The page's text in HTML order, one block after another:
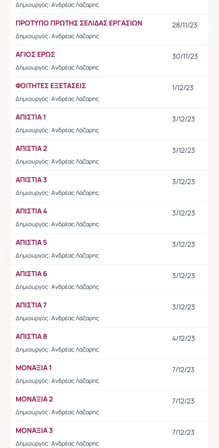
Δημιουργός: Ανδρέας Λάζαρης
ΠΡΟΤΥΠΟ ΠΡΩΤΗΣ ΣΕΛΙΔΑΣ ΕΡΓΑΣΙΩΝ
Δημιουργός: Ανδρέας Λάζαρης
28/11/23
ΑΓΙΟΣ ΕΡΩΣ
Δημιουργός: Ανδρέας Λάζαρης
30/11/23
ΦΟΙΤΗΤΕΣ ΕΞΕΤΑΣΕΙΣ
Δημιουργός: Ανδρέας Λάζαρης
1/12/23
ΑΠΙΣΤΙΑ 1
Δημιουργός: Ανδρέας Λάζαρης
3/12/23
ΑΠΙΣΤΙΑ 2
Δημιουργός: Ανδρέας Λάζαρης
3/12/23
ΑΠΙΣΤΙΑ 3
Δημιουργός: Ανδρέας Λάζαρης
3/12/23
ΑΠΙΣΤΙΑ 4
Δημιουργός: Ανδρέας Λάζαρης
3/12/23
ΑΠΙΣΤΙΑ 5
Δημιουργός: Ανδρέας Λάζαρης
3/12/23
ΑΠΙΣΤΙΑ 6
Δημιουργός: Ανδρέας Λάζαρης
3/12/23
ΑΠΙΣΤΙΑ 7
Δημιουργός: Ανδρέας Λάζαρης
3/12/23
ΑΠΙΣΤΙΑ 8
Δημιουργός: Ανδρέας Λάζαρης
4/12/23
ΜΟΝΑΞΙΑ 1
Δημιουργός: Ανδρέας Λάζαρης
7/12/23
ΜΟΝΑΞΙΑ 2
Δημιουργός: Ανδρέας Λάζαρης
7/12/23
ΜΟΝΑΞΙΑ 3
Δημιουργός: Ανδρέας Λάζαρης
7/12/23